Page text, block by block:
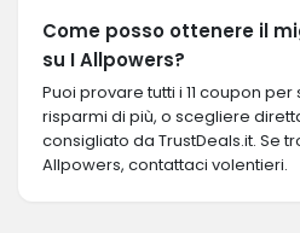
Come posso ottenere il
su I Allpowers?
Puoi provare tutti i 11 coupon
risparmi di più, o scegliere
consigliato da TrustDeals.it. Se
Allpowers, contattaci volentieri.